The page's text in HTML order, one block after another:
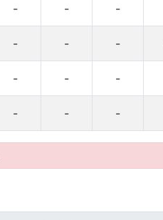
- - -
- - -
- - -
- - -